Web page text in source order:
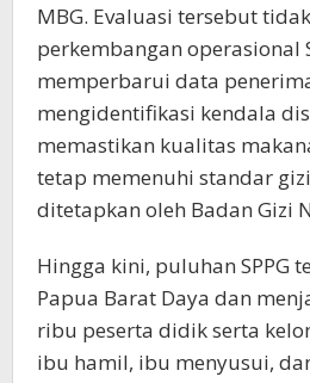
MBG. Evaluasi tersebut
perkembangan operasional
memperbarui data
mengidentifikasi kendala
memastikan kualitas
tetap memenuhi standar
ditetapkan oleh Badan Gizi
Hingga kini, puluhan SPPG
Papua Barat Daya dan
ribu peserta didik serta
ibu hamil, ibu menyusui,